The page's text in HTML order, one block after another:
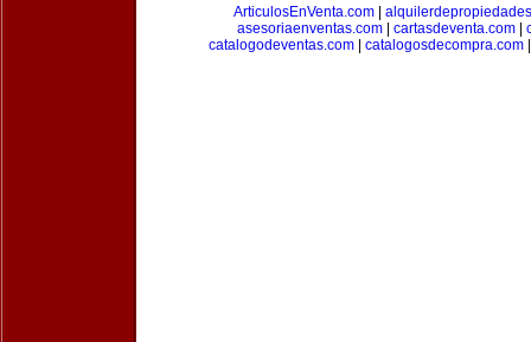
ArticulosEnVenta.com|
asesoriaenventas.com
cartasdeventa.com
catalogodeventas.com
catalogosdecompra.com